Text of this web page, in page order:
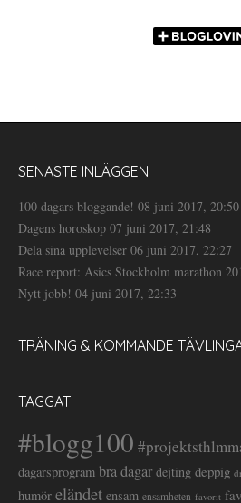
SENASTE INLÄGGEN
100 dagars bloggande! 08 juni 2017, 20:50
Dagens horoskop 07 juni 2017, 21:48
Dela sina upplevelser 06 juni 2017, 22:27
Race report: Asics Stockholm marathon
Nytt jobb! 04 juni 2017, 22:33
TRÄNING & KOMMANDE
TAGGAT
#blogg100
dagarsprogram bra dagar dejting deppig
humör eländet ensam ensamheten favorit